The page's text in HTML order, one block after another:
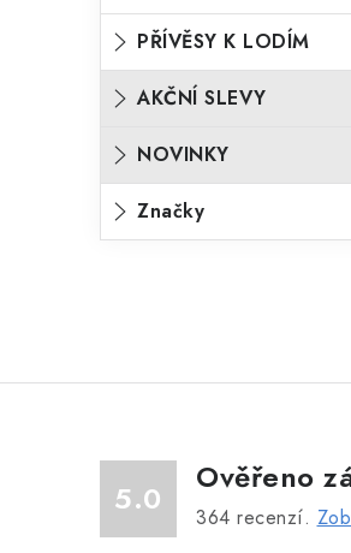
PŘÍVĚSY K LODÍM
AKČNÍ SLEVY
NOVINKY
Značky
5.0
Ověřeno
364 recenzí.